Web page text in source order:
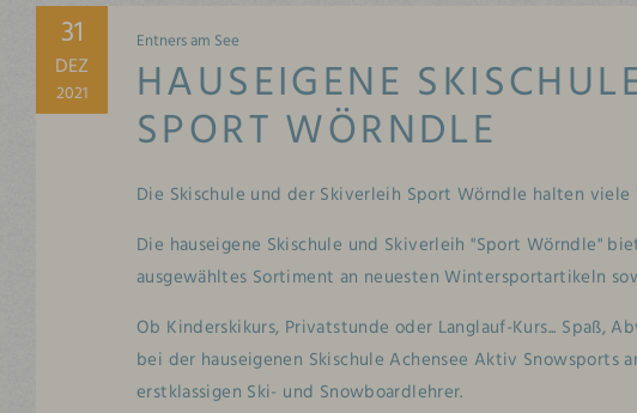
31
DEZ
2021
Entners am See
HAUSEIGENE
SPORT WÖRNDLE
Die Skischule und der Skiverleih Sport Wörndle halten
Die hauseigene Skischule und Skiverleih "Sport Wörndle"
ausgewähltes Sortiment an neuesten Wintersportartikeln
Ob Kinderskikurs, Privatstunde oder Langlauf-Kurs... Spaß,
bei der hauseigenen Skischule Achensee Aktiv Snowsports
erstklassigen Ski- und Snowboardlehrer.